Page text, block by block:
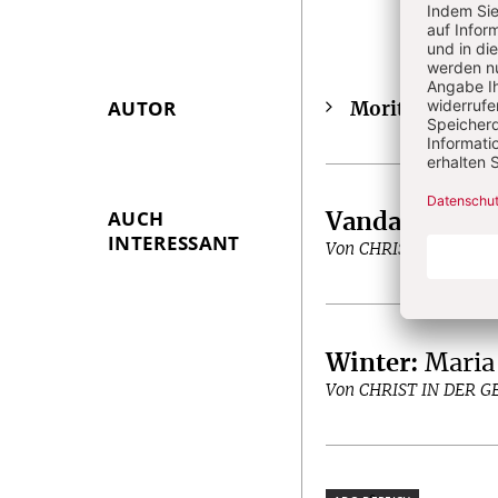
Überschrift
AUTOR Moritz
AUCH
INTERESSANT
Vandalismus
Von CHRIST IN DER
Winter: Maria
Von CHRIST IN DER